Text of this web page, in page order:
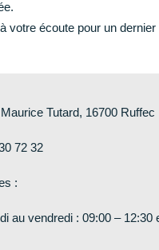
votre écoute pour un
Tutard, 16700 Ruffec
72 32
:
au vendredi : 09:00 – 12:30